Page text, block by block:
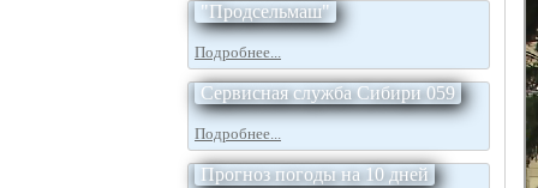
"Продсельмаш"
Подробнее...
Сервисная служба Сибири 059
Подробнее...
Прогноз погоды на 10 дней